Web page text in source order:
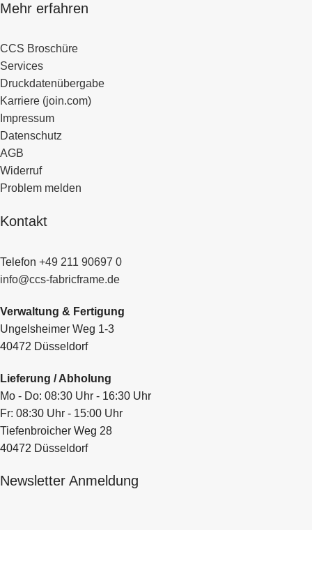
Mehr erfahren
CCS Broschüre
Services
Druckdatenübergabe
Karriere (join.com)
Impressum
Datenschutz
AGB
Widerruf
Problem melden
Kontakt
Telefon +49 211 90697 0
info@ccs-fabricframe.de
Verwaltung & Fertigung
Ungelsheimer Weg 1-3
40472 Düsseldorf
Lieferung / Abholung
Mo - Do: 08:30 Uhr - 16:30 Uhr
Fr: 08:30 Uhr - 15:00 Uhr
Tiefenbroicher Weg 28
40472 Düsseldorf
Newsletter Anmeldung